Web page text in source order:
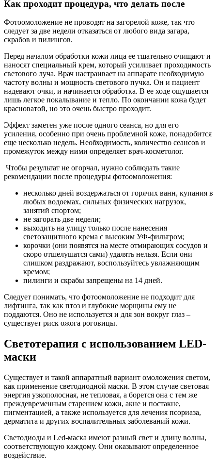
Как проходит процедура, что делать после
Фотоомоложение не проводят на загорелой коже, так что
следует за две недели отказаться от любого вида загара,
скрабов и пилингов.
Перед началом обработки кожи лица ее тщательно очищают и
наносят специальный крем, который усиливает проходимость
светового луча. Врач настраивает на аппарате необходимую
частоту волны и мощность светового пучка. Он и пациент
надевают очки, и начинается обработка. В ее ходе ощущается
лишь легкое покалывание и тепло. По окончании кожа будет
красноватой, но это очень быстро проходит.
Эффект заметен уже после одного сеанса, но для его
усиления, особенно при очень проблемной коже, понадобится
еще несколько недель. Необходимость, количество сеансов и
промежуток между ними определяет врач-косметолог.
Чтобы результат не огорчал, нужно соблюдать такие
рекомендации после процедуры фотоомоложения:
несколько дней воздержаться от горячих ванн, купания в
любых водоемах, сильных физических нагрузок,
занятий спортом;
не загорать две недели;
выходить на улицу только после нанесения
светозащитного крема с высоким УФ-фильтром;
корочки (они появятся на месте отмирающих сосудов и
скоро отшелушатся сами) удалять нельзя. Если они
слишком раздражают, воспользуйтесь увлажняющим
кремом;
пилинги и скрабы запрещены на 14 дней.
Следует понимать, что фотоомоложение не подходит для
лифтинга, так как птоз и глубокие морщины ему не
поддаются. Оно не используется и для зон вокруг глаз –
существует риск ожога роговицы.
Светотерапия с использованием LED-
маски
Существует и такой аппаратный вариант омоложения светом,
как применение светодиодной маски. В этом случае световая
энергия узкополосная, не тепловая, а борется она с тем же
преждевременным старением кожи, акне и постакне,
пигментацией, а также используется для лечения псориаза,
дерматита и других воспалительных заболеваний кожи.
Светодиоды и Led-маска имеют разный свет и длину волны,
соответствующую каждому. Они оказывают определенное
воздействие.